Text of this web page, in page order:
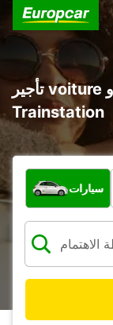
تأجير voiture و utilitaire في Falkenberg
Trainstation
ما نوع المركبة؟
سيارات